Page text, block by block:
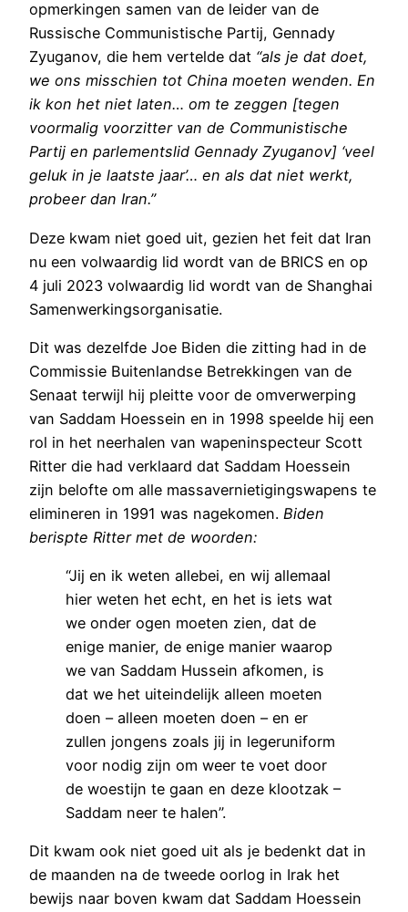
opmerkingen samen van de leider van de
Russische Communistische Partij, Gennady
Zyuganov, die hem vertelde dat “als je dat doet,
we ons misschien tot China moeten wenden. En
ik kon het niet laten… om te zeggen [tegen
voormalig voorzitter van de Communistische
Partij en parlementslid Gennady Zyuganov] ‘veel
geluk in je laatste jaar’… en als dat niet werkt,
probeer dan Iran.”
Deze kwam niet goed uit, gezien het feit dat Iran
nu een volwaardig lid wordt van de BRICS en op
4 juli 2023 volwaardig lid wordt van de Shanghai
Samenwerkingsorganisatie.
Dit was dezelfde Joe Biden die zitting had in de
Commissie Buitenlandse Betrekkingen van de
Senaat terwijl hij pleitte voor de omverwerping
van Saddam Hoessein en in 1998 speelde hij een
rol in het neerhalen van wapeninspecteur Scott
Ritter die had verklaard dat Saddam Hoessein
zijn belofte om alle massavernietigingswapens te
elimineren in 1991 was nagekomen. Biden
berispte Ritter met de woorden:
“Jij en ik weten allebei, en wij allemaal
hier weten het echt, en het is iets wat
we onder ogen moeten zien, dat de
enige manier, de enige manier waarop
we van Saddam Hussein afkomen, is
dat we het uiteindelijk alleen moeten
doen – alleen moeten doen – en er
zullen jongens zoals jij in legeruniform
voor nodig zijn om weer te voet door
de woestijn te gaan en deze klootzak –
Saddam neer te halen”.
Dit kwam ook niet goed uit als je bedenkt dat in
de maanden na de tweede oorlog in Irak het
bewijs naar boven kwam dat Saddam Hoessein